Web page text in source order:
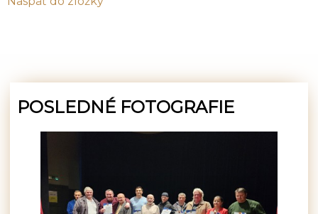
POSLEDNÉ FOTOGRAFIE